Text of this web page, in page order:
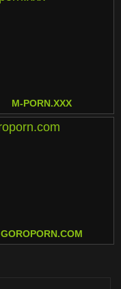
M-PORN.XXX
GOROPORN.COM